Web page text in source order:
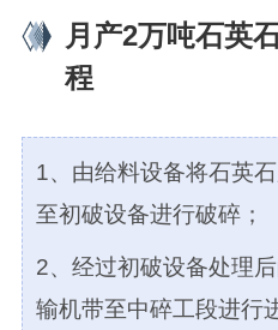
月产2万吨石英
程
1、由给料设备将石英
至初破设备进行破碎；
2、经过初破设备处理
输机带至中碎工段进行